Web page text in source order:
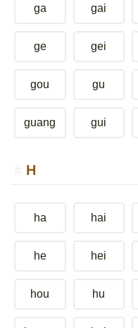
ga gai
ge gei
gou gu
guang gui
H
ha hai
he hei
hou hu